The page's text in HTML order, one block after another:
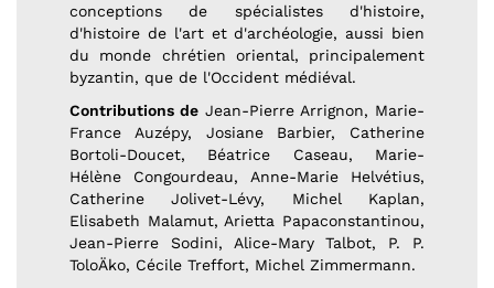
conceptions de spécialistes d'histoire,
d'histoire de l'art et d'archéologie, aussi bien
du monde chrétien oriental, principalement
byzantin, que de l'Occident médiéval.
Contributions deJean-Pierre Arrignon, Marie-
France Auzépy, Josiane Barbier, Catherine
Bortoli-Doucet, Béatrice Caseau, Marie-
Hélène Congourdeau, Anne-Marie Helvétius,
Catherine Jolivet-Lévy, Michel Kaplan,
Elisabeth Malamut, Arietta Papaconstantinou,
Jean-Pierre Sodini, Alice-Mary Talbot, P. P.
ToloÄko, Cécile Treffort, Michel Zimmermann.